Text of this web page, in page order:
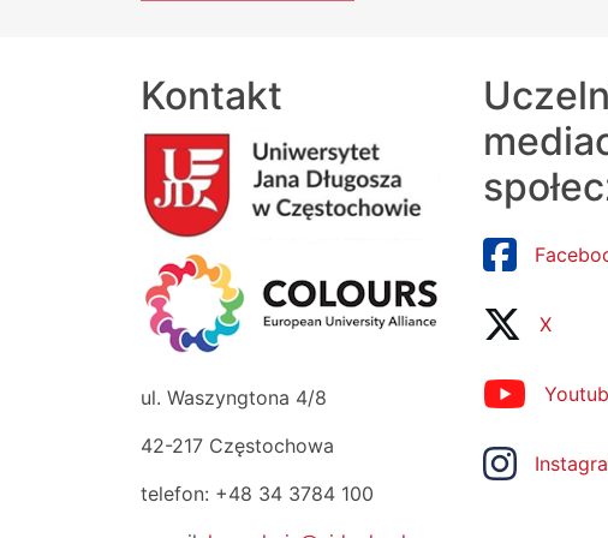
Kontakt
ul. Waszyngtona 4/8
42-217 Częstochowa
telefon: +48 34 3784 100
X